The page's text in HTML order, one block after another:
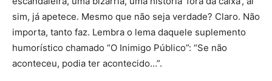
sim, já apetece. Mesmo que não seja verdade? Claro. Não
importa, tanto faz. Lembra o lema daquele suplemento
humorístico chamado “O Inimigo Público”: “Se não
aconteceu, podia ter acontecido…”.